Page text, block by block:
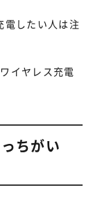
電したい人は注
イヤレス充電
ちがい